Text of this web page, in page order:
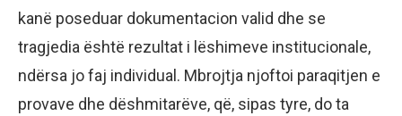
kanë poseduar dokumentacion valid dhe se
tragjedia është rezultat i lëshimeve institucionale,
ndërsa jo faj individual. Mbrojtja njoftoi paraqitjen e
provave dhe dëshmitarëve, që, sipas tyre, do ta